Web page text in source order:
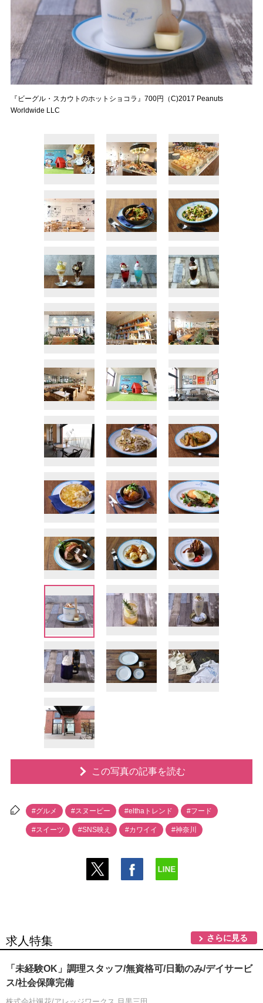
『ビーグル・スカウトのホットショコラ』700円（C)2017 Peanuts
Worldwide LLC
この写真の記事を読む
#グルメ #スヌーピー #elthaトレンド #フード
#スイーツ #SNS映え #カワイイ #神奈川
求人特集 さらに見る
「未経験OK」調理スタッフ/無資格可/日勤のみ/デイサービ
ス/社会保障完備